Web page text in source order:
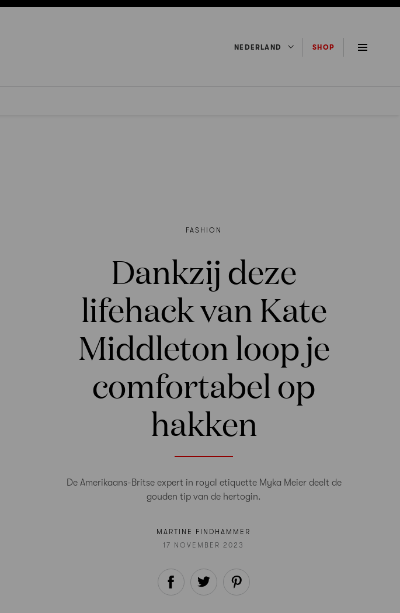
NEDERLAND SHOP
FASHION
Dankzij deze
lifehack van Kate
Middleton loop je
comfortabel op
hakken
De Amerikaans-Britse expert in royal etiquette Myka Meier deelt de
gouden tip van de hertogin.
MARTINE FINDHAMMER
17 NOVEMBER 2023